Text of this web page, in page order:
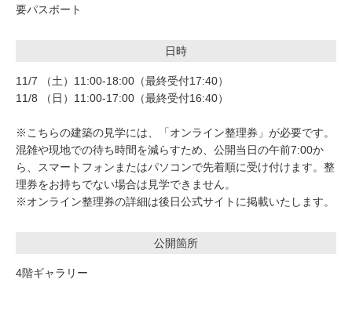
要パスポート
日時
11/7 （土）11:00-18:00（最終受付17:40）
11/8 （日）11:00-17:00（最終受付16:40）
※こちらの建築の見学には、「オンライン整理券」が必要です。
混雑や現地での待ち時間を減らすため、公開当日の午前7:00か
ら、スマートフォンまたはパソコンで先着順に受け付けます。整
理券をお持ちでない場合は見学できません。
※オンライン整理券の詳細は後日公式サイトに掲載いたします。
公開箇所
4階ギャラリー